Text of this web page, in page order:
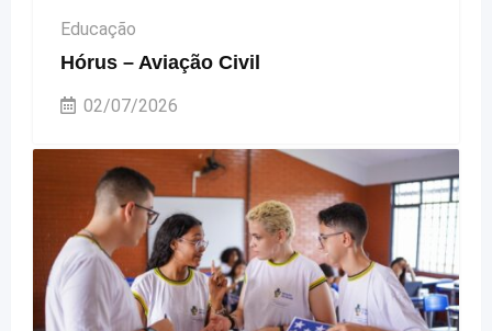
Educação
Hórus – Aviação Civil
02/07/2026